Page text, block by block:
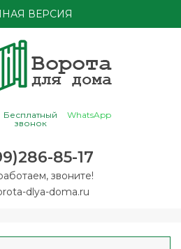
ВЕРСИЯ
Бесплатный
звонок
WhatsApp
85-17
звоните!
dlya-doma.ru